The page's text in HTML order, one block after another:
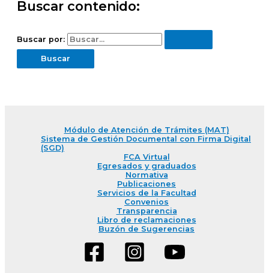
Buscar contenido:
Buscar por:
Módulo de Atención de Trámites (MAT)
Sistema de Gestión Documental con Firma Digital
(SGD)
FCA Virtual
Egresados y graduados
Normativa
Publicaciones
Servicios de la Facultad
Convenios
Transparencia
Libro de reclamaciones
Buzón de Sugerencias